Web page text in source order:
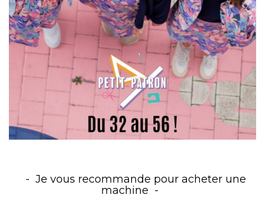
Je vous recommande pour acheter une
machine